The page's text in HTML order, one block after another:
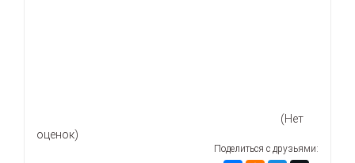
(Нет
оценок)
Поделиться с друзьями: